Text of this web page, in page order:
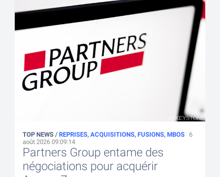
TOP NEWS / REPRISES, ACQUISITIONS, FUSIONS, MBOS
6
août 2026 09:09:14
Partners Group entame des
négociations pour acquérir